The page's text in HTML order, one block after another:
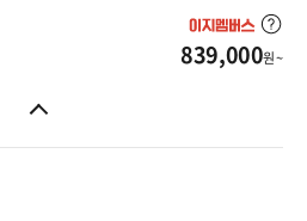
839,000원 ~